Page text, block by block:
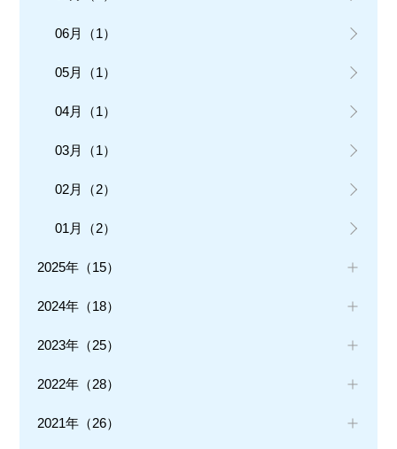
06月（1）
05月（1）
04月（1）
03月（1）
02月（2）
01月（2）
2025年（15）
2024年（18）
2023年（25）
2022年（28）
2021年（26）